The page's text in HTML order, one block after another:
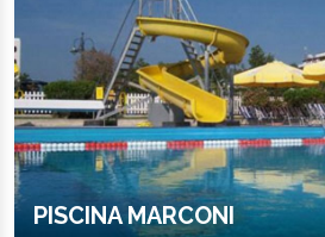
PISCINA MARCONI